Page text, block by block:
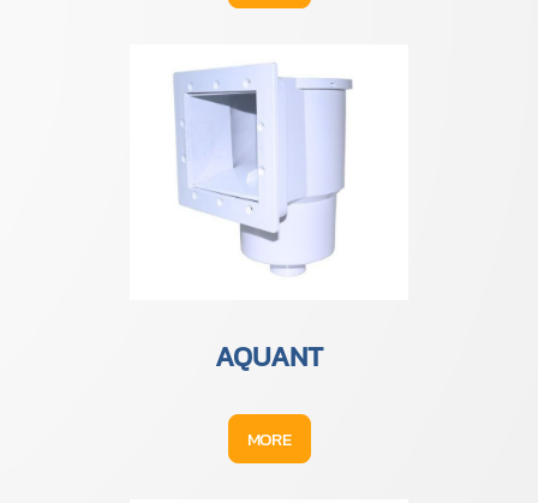
AQUANT
MORE